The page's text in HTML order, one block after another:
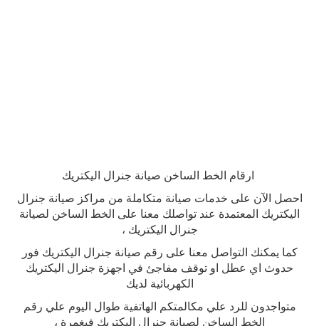
ارقام الخط الساخن صيانة جنرال اليكتريك
احصل الآن على خدمات صيانة متكاملة من مراكز صيانة جنرال
اليكتريك المعتمدة عند تواصلك معنا على الخط الساخن لصيانة
جنرال اليكتريك ،
كما يمكنك التواصل معنا على رقم صيانة جنرال اليكتريك فور
حدوث اي عطل او توقف مفاجئ في اجهزة جنرال اليكتريك
الكهربائية لديك
متواجدون للرد علي مكالمتكم الهاتفية طوال اليوم علي رقم
الخط الساخن لصيانة جنرال اليكتريك فيغمرة ،